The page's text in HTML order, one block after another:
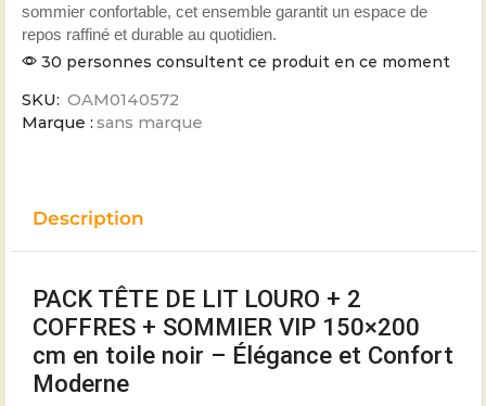
sommier confortable, cet ensemble garantit un espace de
repos raffiné et durable au quotidien.
30 personnes consultent ce produit en ce moment
SKU: OAM0140572
Marque : sans marque
Description
PACK TÊTE DE LIT LOURO + 2
COFFRES + SOMMIER VIP 150×200
cm en toile noir – Élégance et Confort
Moderne